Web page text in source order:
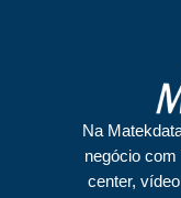
Na
negócio com
center,